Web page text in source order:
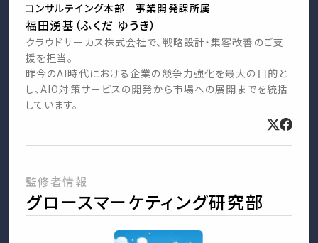
コンサルテイング本部 事業開発課所属
福田湧基（ふくだ ゆうき）
クラウドサーカス株式会社で、戦略設計・集客改善のご支
援を担当。
昨今のAI時代における企業の競争力強化を最大の目的と
し、AIO対策サービスの開発から市場への展開までを統括
しています。
監修者情報
グロースマーケティング研究部